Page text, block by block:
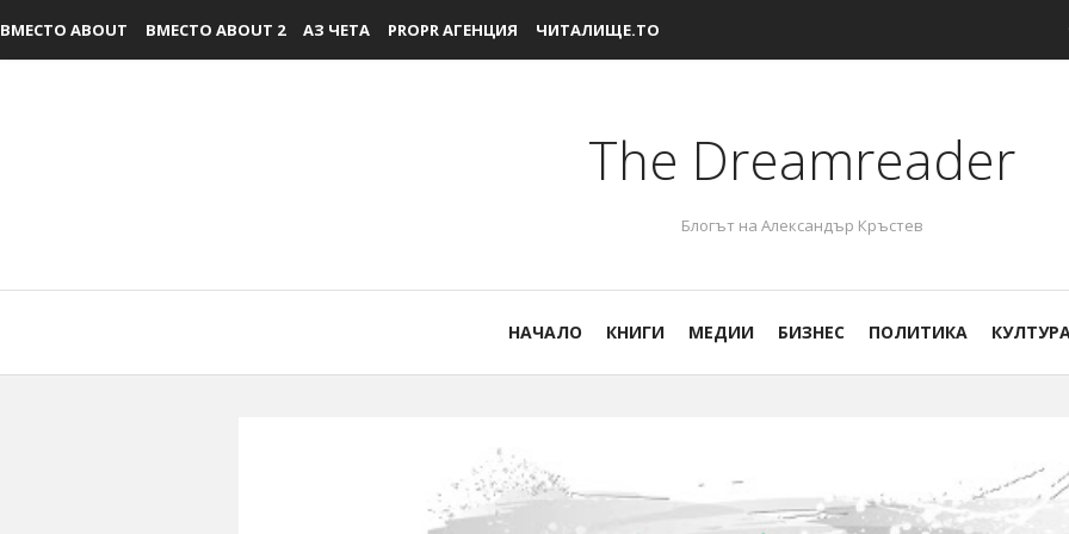
ВМЕСТО ABOUT ВМЕСТО ABOUT 2 АЗ ЧЕТА PROPR АГЕНЦИЯ ЧИТАЛИЩЕ.ТО
The Dreamreader
Блогът на Александър Кръстев
НАЧАЛО КНИГИ МЕДИИ БИЗНЕС ПОЛИТИКА